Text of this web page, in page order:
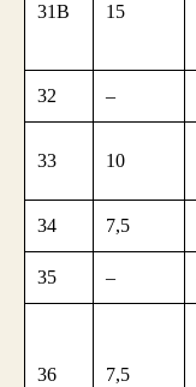
31B 15
32 –
33 10
34 7,5
35 –
36 7,5